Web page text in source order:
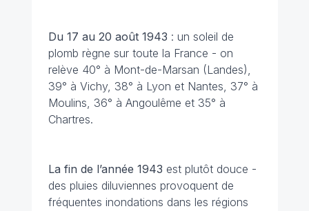
Du 17 au 20 août 1943 : un soleil de
plomb règne sur toute la France - on
relève 40° à Mont-de-Marsan (Landes),
39° à Vichy, 38° à Lyon et Nantes, 37° à
Moulins, 36° à Angoulême et 35° à
Chartres.
La fin de l’année 1943 est plutôt douce -
des pluies diluviennes provoquent de
fréquentes inondations dans les régions